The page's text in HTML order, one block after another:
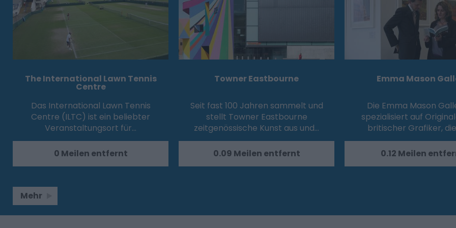
The International Lawn Tennis
Centre
Das International Lawn Tennis
Centre (ILTC) ist ein beliebter
Veranstaltungsort für…
0 Meilen entfernt
Towner Eastbourne
Seit fast 100 Jahren sammelt und
stellt Towner Eastbourne
zeitgenössische Kunst aus und…
0.09 Meilen entfernt
Emma Mason
Die Emma Mason
spezialisiert auf
britischer Grafiker,
0.12 Meilen
Mehr